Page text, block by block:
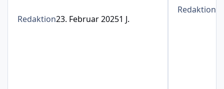
Redaktion23. Februar 20251 J.
Redaktion